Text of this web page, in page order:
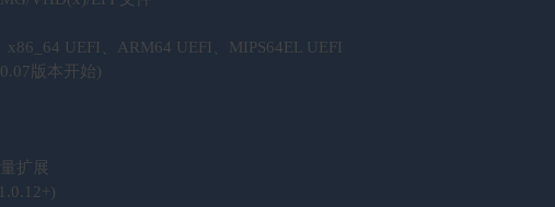
UEFI、ARM64 UEFI、MIPS64EL UEFI
版本开始)
扩展